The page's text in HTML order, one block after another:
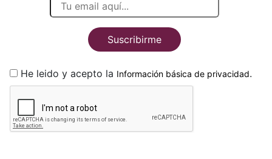
Suscribirme
He leido y acepto la Información básica de privacidad.